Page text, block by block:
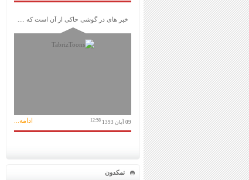
خبر های در گوشی حاکی از آن است که ....
09 آبان 1393 12:58 ادامه...
نمکدون